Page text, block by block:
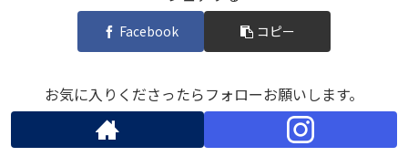
Facebook コピー
お気に入りくださったらフォローお願いします。